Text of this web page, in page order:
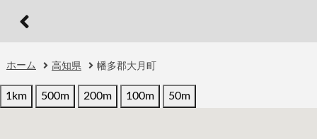
ホーム 高知県 幡多郡大月町
1km 500m 200m 100m 50m